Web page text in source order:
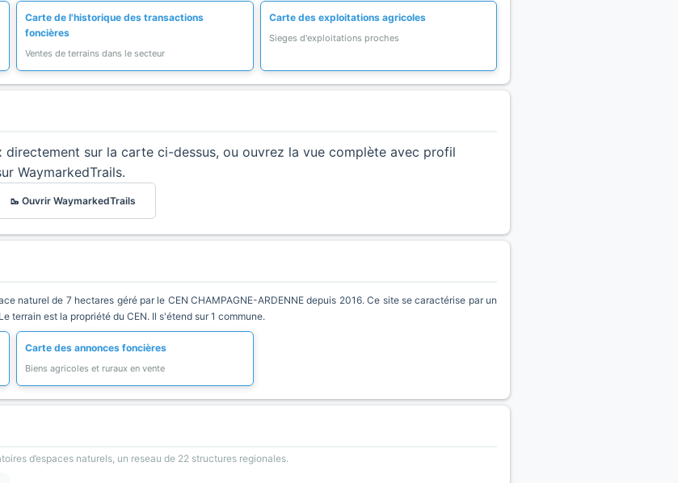
Carte de l'historique des transactions
foncières
Ventes de terrains dans le secteur
Carte des exploitations agricoles
Sieges d'exploitations proches
directement sur la carte ci-dessus, ou ouvrez la vue complète avec profil
WaymarkedTrails.
🥾 Ouvrir WaymarkedTrails
naturel de 7 hectares géré par le CEN CHAMPAGNE-ARDENNE depuis 2016. Ce site se caractérise par un
terrain est la propriété du CEN. Il s'étend sur 1 commune.
Carte des annonces foncières
Biens agricoles et ruraux en vente
d’espaces naturels, un reseau de 22 structures regionales.